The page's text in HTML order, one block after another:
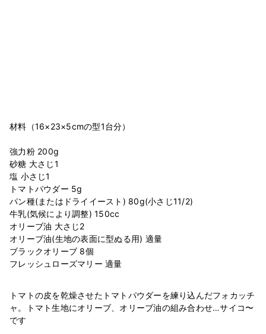
材料（16×23×5cmの型1台分）
強力粉 200g
砂糖 大さじ1
塩 小さじ1
トマトパウダー 5g
パン種(またはドライイースト) 80g(小さじ11/2)
牛乳(気候により調整) 150cc
オリーブ油 大さじ2
オリーブ油(生地の表面に型ぬる用) 適量
ブラックオリーブ 8個
トマトの皮を乾燥させたトマトパウダーを練り込んだフォカッチ
ャ。トマト生地にオリーブ、オリーブ油の組み合わせ…サイコ〜
です